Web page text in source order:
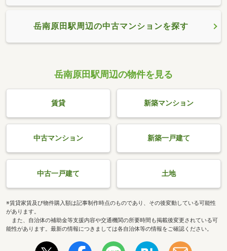
岳南原田駅周辺の中古マンションを探す
岳南原田駅周辺の物件を見る
賃貸 新築マンション
中古マンション 新築一戸建て
中古一戸建て 土地
※賃貸家賃及び物件購入額は記事制作時点のものであり、その後変動している可能性
があります。
また、自治体の補助金等支援内容や交通機関の所要時間も掲載後変更されている可
能性があります。最新の情報につきましては各自治体等の情報をご確認ください。